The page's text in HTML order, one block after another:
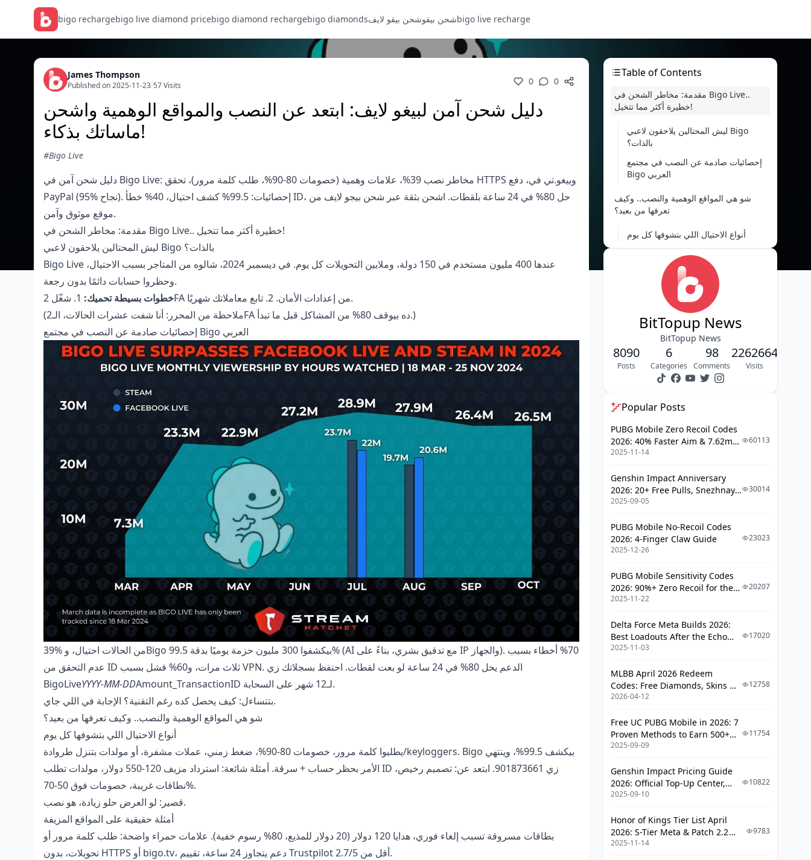
bigo rechargebigo live diamond pricebigo diamond rechargebigo diamondsشحن بيقو لايفشحن بيقوbigo live recharge
James Thompson
Published on 2025-11-23/57 Visits 0 0
دليل شحن آمن لبيغو لايف: ابتعد عن النصب والمواقع الوهمية واشحن
ماساتك بذكاء!
#Bigo Live
دليل شحن آمن في Bigo Live: مخاطر نصب 39%، علامات وهمية (خصومات 80-90%، طلب كلمة مرور)، تحقق HTTPS وبيغو.تي في، دفع
PayPal (95% نجاح). إحصائيات: 99.5% كشف احتيال، 40% خطأ ID، حل 80% في 24 ساعة بلقطات. اشحن بثقة عبر
شحن بيجو لايف من
موقع موثوق وآمن.
مقدمة: مخاطر الشحن في Bigo Live.. خطيرة أكثر مما تتخيل!
ليش المحتالين يلاحقون لاعبي Bigo بالذات؟
Bigo Live عندها 400 مليون مستخدم في 150 دولة، وملايين التحويلات كل يوم. في ديسمبر 2024، شالوه من المتاجر بسبب الاحتيال،
وحظروا حسابات دائمًا بدون رجعة.
خطوات بسيطة تحميك:
1. شغّل 2FA من إعدادات الأمان. 2. تابع معاملاتك شهريًا.
(ملاحظة من المحرر: أنا شفت عشرات الحالات، الـ2FA ده بيوقف 80% من المشاكل قبل ما تبدأ.)
إحصائيات صادمة عن النصب في مجتمع Bigo العربي
39% من الحالات احتيال، وBigo بيكشفوا 300 مليون حزمة يوميًا بدقة 99.5% (AI مع تدقيق بشري، بناءً على IP والجهاز). 70% أخطاء بسبب
عدم التحقق من ID ثلاث مرات، و60% فشل بسبب VPN. الدعم يحل 80% في 24 ساعة لو بعت لقطات. احتفظ بسجلاتك زي
BigoLiveYYYY-MM-DD
Amount_TransactionID لـ12 شهر على السحابة.
بتتساءل: كيف يحصل كده رغم التقنية؟ الإجابة في اللي جاي.
شو هي المواقع الوهمية والنصب.. وكيف تعرفها من بعيد؟
أنواع الاحتيال اللي بتشوفها كل يوم
يطلبوا كلمة مرور، خصومات 80-90%، ضغط زمني، عملات مشفرة، أو مولدات بتنزل طروادة/keyloggers. Bigo بيكشف 99.5%، وينتهي
الأمر بحظر حساب + سرقة. أمثلة شائعة: استرداد مزيف 120-550 دولار، مولدات تطلب ID زي 901873661. ابتعد عن: تصميم رخيص،
نطاقات غريبة، خصومات فوق 50-70%.
قصير: لو العرض حلو زيادة، هو نصب.
أمثلة حقيقية على المواقع المزيفة
بطاقات مسروقة تسبب إلغاء فوري، هدايا 120 دولار (20 دولار للمذيع، 80% رسوم خفية). علامات حمراء واضحة: طلب كلمة مرور أو
تحويلات، بدون HTTPS أو bigo.tv، دعم يتجاوز 24 ساعة، تقييم Trustpilot أقل من 2.7/5.
Table of Contents
مقدمة: مخاطر الشحن في Bigo Live..
خطيرة أكثر مما تتخيل!
ليش المحتالين يلاحقون لاعبي Bigo
بالذات؟
إحصائيات صادمة عن النصب في مجتمع
Bigo العربي
شو هي المواقع الوهمية والنصب.. وكيف
تعرفها من بعيد؟
أنواع الاحتيال اللي بتشوفها كل يوم
أمثلة حقيقية على المواقع المزيفة
كيف تتأكد إن موقع Bigo الرسمي.. مش
بخطوة
أدوات زي VirusTotal.. صديقتك الجديدة
خطوات الشحن الآمن.. مش معقدة أبدًا!
طرق دفع رسمية.. اختار الأمان
مقارنة سريعة: شحن رسمي vs. مزيف..
الأسعار والعروض.. بناءً على البيانات
مخاطر الرخيص الزايد
الثقة بالعروض الغريبة
قصص نصب حقيقية.. ودروس ما تنساها!
كيف تتعافى لو وقعت
حماية الحساب بكلمة مرور قوية
تحديث التطبيق دائمًا
روابط رسمية ودعم Bigo.. احفظها!
القائمة الآمنة
خاتمة: اشحن بذكاء واستمتع!
الأسئلة الشائعة (FAQ)
BitTopup News
BitTopup News
8090
Posts
6
Categories
98
Comments
2262664
Visits
Popular Posts
PUBG Mobile Zero Recoil Codes
2026: 40% Faster Aim & 7.62mm
Weapon Adjustments
2025-11-14
60113
Genshin Impact Anniversary
2026: 20+ Free Pulls, Snezhnaya
Roadmap & Complete Guide
2025-09-05
30014
PUBG Mobile No-Recoil Codes
2026: 4-Finger Claw Guide
2025-12-26
23023
PUBG Mobile Sensitivity Codes
2026: 90%+ Zero Recoil for the
V4.4 M416 & AUG Meta
2025-11-22
20207
Delta Force Meta Builds 2026:
Best Loadouts After the Echo
Season Update
2025-11-03
17020
MLBB April 2026 Redeem
Codes: Free Diamonds, Skins &
Starlight Rewards
2026-04-12
12758
Free UC PUBG Mobile in 2026: 7
Proven Methods to Earn 500+
UC (V4.3 & RPA18 Updates)
2025-09-09
11754
Genshin Impact Pricing Guide
2026: Official Top-Up Center,
Platform Differences, and
2025-09-10
10822
Honor of Kings Tier List April
2026: S-Tier Meta & Patch 2.2
Changes
2025-11-14
9783